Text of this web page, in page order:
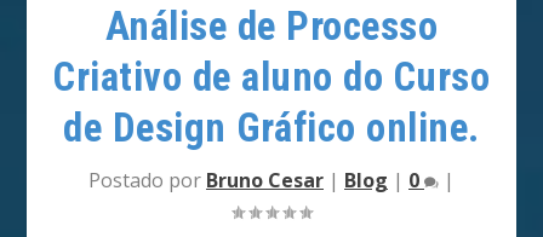
Análise de Processo
Criativo de aluno do Curso
de Design Gráfico online.
Postado por Bruno Cesar | Blog | 0 |